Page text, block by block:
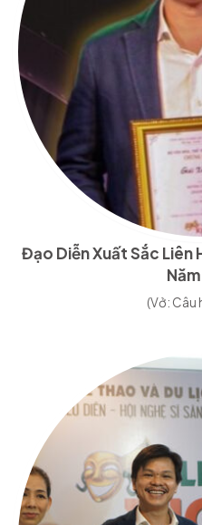
Đạo Diễn Xuất Sắc Liên
(Vở: Câu